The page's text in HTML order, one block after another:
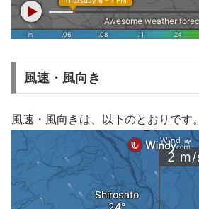
風速・風向き
風速・風向きは、以下のとおりです。